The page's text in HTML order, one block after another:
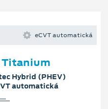
eCVT automatická
Titanium
Hybrid (PHEV)
automatická